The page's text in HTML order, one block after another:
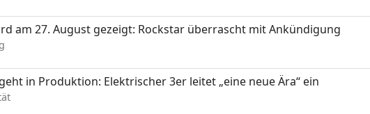
am 27. August gezeigt: Rockstar überrascht mit Ankündigung
in Produktion: Elektrischer 3er leitet „eine neue Ära“ ein